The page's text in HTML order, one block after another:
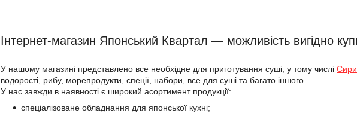
Інтернет-магазин Японський Квартал — можливість вигідно
У нашому магазині представлено все необхідне для приготування суші, у тому числі
водорості, рибу, морепродукти, спеції, набори, все для суші та багато іншого.
У нас завжди в наявності є широкий асортимент продукції:
спеціалізоване обладнання для японської кухні;